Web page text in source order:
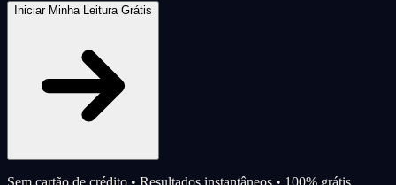
Iniciar Minha Leitura Grátis
Sem cartão de crédito • Resultados instantâneos • 100% grátis